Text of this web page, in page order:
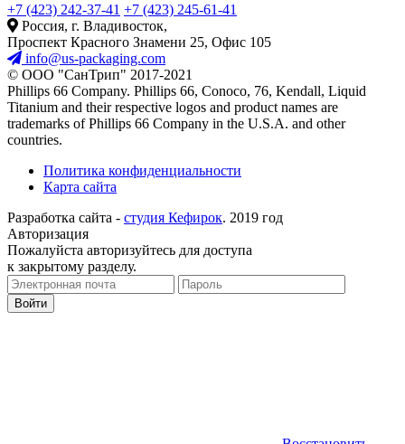
+7 (423) 242-37-41 +7 (423) 245-61-41
Россия, г. Владивосток,
Проспект Красного Знамени 25, Офис 105
info@us-packaging.com
© ООО "СанТрип" 2017-2021
Phillips 66 Company. Phillips 66, Conoco, 76, Kendall, Liquid
Titanium and their respective logos and product names are
trademarks of Phillips 66 Company in the U.S.A. and other
countries.
Политика конфиденциальности
Карта сайта
Разработка сайта - студия Кефирок. 2019 год
Авторизация
Пожалуйста авторизуйтесь для доступа
к закрытому разделу.